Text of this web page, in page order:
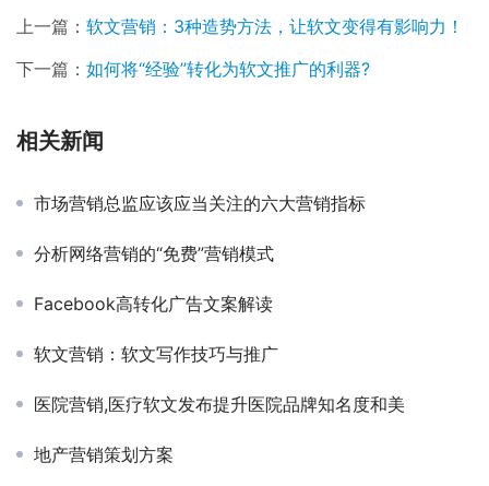
上一篇： 软文营销：3种造势方法，让软文变得有影响力！
下一篇： 如何将“经验”转化为软文推广的利器?
相关新闻
市场营销总监应该应当关注的六大营销指标
分析网络营销的“免费”营销模式
Facebook高转化广告文案解读
软文营销：软文写作技巧与推广
医院营销,医疗软文发布提升医院品牌知名度和美
地产营销策划方案